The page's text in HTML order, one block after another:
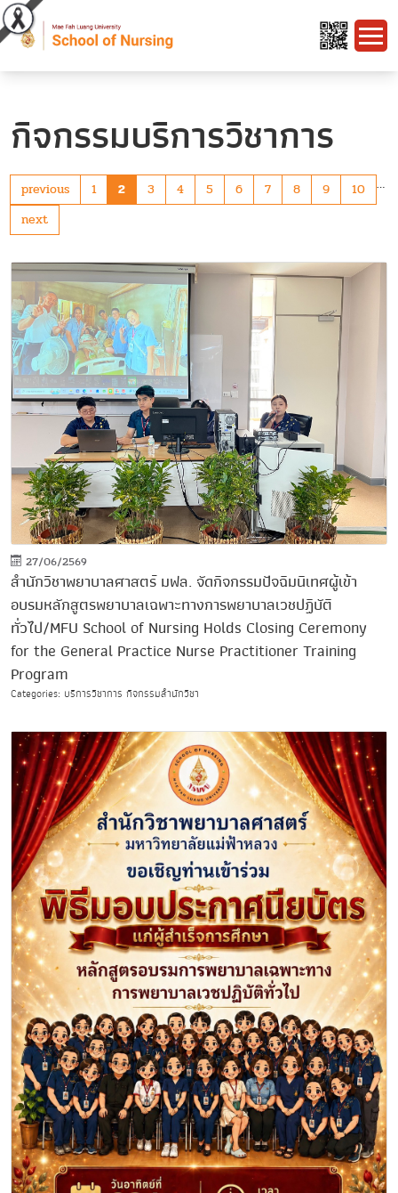
กิจกรรมบริการวิชาการ
previous 1 2 3 4 5 6 7 8 9 10
…
next
27/06/2569
สำนักวิชาพยาบาลศาสตร์ มฟล. จัดกิจกรรมปัจฉิมนิเทศผู้เข้า
อบรมหลักสูตรพยาบาลเฉพาะทางการพยาบาลเวชปฏิบัติ
ทั่วไป/MFU School of Nursing Holds Closing Ceremony
for the General Practice Nurse Practitioner Training
Program
Categories: บริการวิชาการ กิจกรรมสำนักวิชา